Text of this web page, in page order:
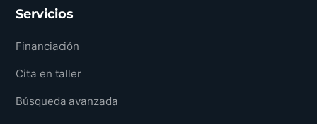
Servicios
Financiación
Cita en taller
Búsqueda avanzada